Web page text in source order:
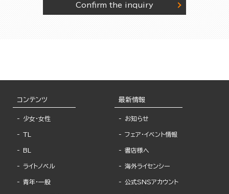
Confirm the inquiry
コンテンツ
少女・女性
TL
BL
ライトノベル
青年・一般
最新情報
お知らせ
フェア・イベント情報
書店様へ
海外ライセンシー
公式SNSアカウント